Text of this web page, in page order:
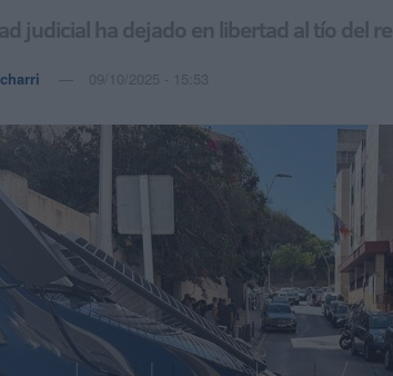
judicial ha dejado en libertad al tío del
09/10/2025 - 15:53